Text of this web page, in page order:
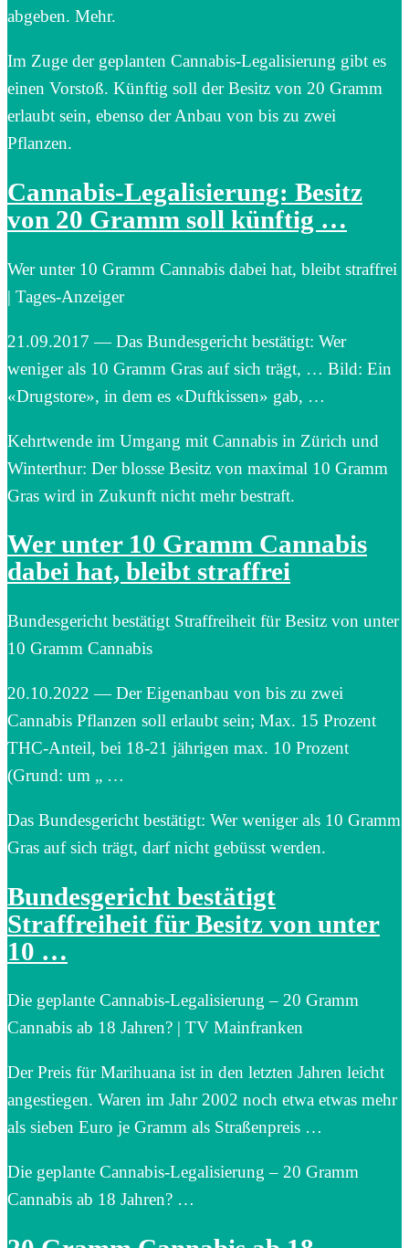
abgeben. Mehr.
Im Zuge der geplanten Cannabis-Legalisierung gibt es
einen Vorstoß. Künftig soll der Besitz von 20 Gramm
erlaubt sein, ebenso der Anbau von bis zu zwei
Pflanzen.
Cannabis-Legalisierung: Besitz
von 20 Gramm soll künftig …
Wer unter 10 Gramm Cannabis dabei hat, bleibt straffrei
| Tages-Anzeiger
21.09.2017 — Das Bundesgericht bestätigt: Wer
weniger als 10 Gramm Gras auf sich trägt, … Bild: Ein
«Drugstore», in dem es «Duftkissen» gab, …
Kehrtwende im Umgang mit Cannabis in Zürich und
Winterthur: Der blosse Besitz von maximal 10 Gramm
Gras wird in Zukunft nicht mehr bestraft.
Wer unter 10 Gramm Cannabis
dabei hat, bleibt straffrei
Bundesgericht bestätigt Straffreiheit für Besitz von unter
10 Gramm Cannabis
20.10.2022 — Der Eigenanbau von bis zu zwei
Cannabis Pflanzen soll erlaubt sein; Max. 15 Prozent
THC-Anteil, bei 18-21 jährigen max. 10 Prozent
(Grund: um „ …
Das Bundesgericht bestätigt: Wer weniger als 10 Gramm
Gras auf sich trägt, darf nicht gebüsst werden.
Bundesgericht bestätigt
Straffreiheit für Besitz von unter
10 …
Die geplante Cannabis-Legalisierung – 20 Gramm
Cannabis ab 18 Jahren? | TV Mainfranken
Der Preis für Marihuana ist in den letzten Jahren leicht
angestiegen. Waren im Jahr 2002 noch etwa etwas mehr
als sieben Euro je Gramm als Straßenpreis …
Die geplante Cannabis-Legalisierung – 20 Gramm
Cannabis ab 18 Jahren? …